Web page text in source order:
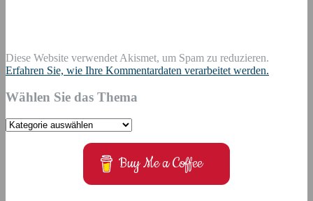
Diese Website verwendet Akismet, um Spam zu reduzieren.
Erfahren Sie, wie Ihre Kommentardaten verarbeitet werden.
Wählen Sie das Thema
Wählen
Buy Me a Coffee